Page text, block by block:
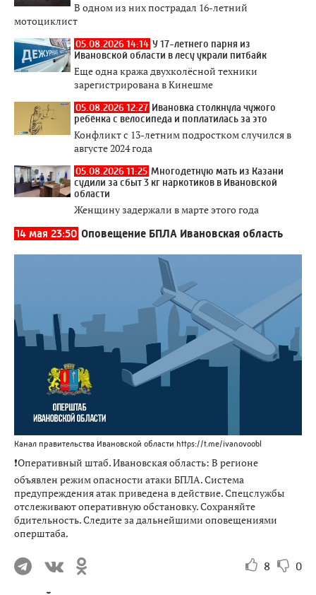
В одном из них пострадал 16-летний
мотоциклист
05.08.2026 14:14 У 17-летнего парня из
Ивановской области в лесу украли питбайк
Еще одна кража двухколёсной техники
зарегистрирована в Кинешме
05.08.2026 12:27 Ивановка столкнула чужого
ребёнка с велосипеда и поплатилась за это
Конфликт с 13-летним подростком случился в
августе 2024 года
05.08.2026 11:25 Многодетную мать из Казани
судили за сбыт 3 кг наркотиков в Ивановской
области
Женщину задержали в марте этого года
14 мая 23:50 Оповещение БПЛА Ивановская область
Канал правительства Ивановской области https://t.me/ivanovoobl
❗️Оперативный штаб. Ивановская область: В регионе
объявлен режим опасности атаки БПЛА. Система
предупреждения атак приведена в действие. Спецслужбы
отслеживают оперативную обстановку. Сохраняйте
бдительность. Следите за дальнейшими оповещениями
оперштаба.
8 0